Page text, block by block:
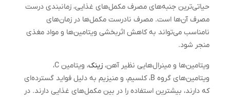
حیاتی‌ترین جنبه‌های مصرف مکمل‌های غذایی، زمانبندی درست
مصرف آن‌ها است. مصرف نادرست مکمل‌ها در زمان‌های
نامناسب می‌تواند به کاهش اثربخشی ویتامین‌ها و مواد مغذی
منجر شود.
ویتامین‌ها و مینرال‌هایی نظیر آهن، زینک
، ویتامین C،
ویتامین‌های گروه B، کلسیم، و منیزیم به دلیل فواید گسترده‌ای
که دارند، بیشترین استفاده را در بین مکمل‌های غذایی دارند. در